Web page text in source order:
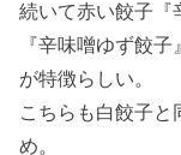
続いて赤い餃子『
『辛味噌ゆず餃
が特徴らしい。
こちらも白餃子と
め。